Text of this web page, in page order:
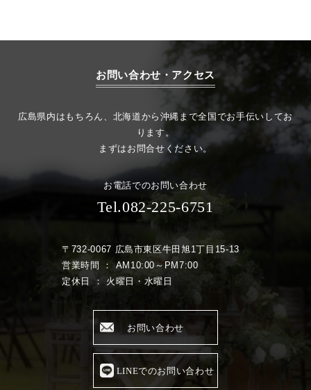
お問い合わせ・アクセス
広島県内はもちろん、北海道から沖縄まで全国でお手伝いしてお
ります。
まずはお問合せください。
お電話でのお問い合わせ
Tel.082-225-6751
〒732-0067 広島市東区牛田旭1丁目15-13
営業時間 ： AM10:00～PM7:00
定休日 ： 火曜日・水曜日
お問い合わせ
LINEでのお問い合わせ